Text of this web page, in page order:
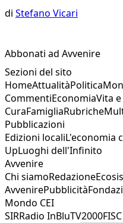
di Stefano Vicari
Abbonati ad Avvenire
Sezioni del sito
HomeAttualitàPolitica
CommentiEconomiaVita e
CuraFamigliaRubriche
Pubblicazioni
Edizioni localiL'economia
UpLuoghi dell'Infinito
Avvenire
Chi siamoRedazione
AvvenirePubblicità
Mondo CEI
SIRRadio InBluTV2000FISC